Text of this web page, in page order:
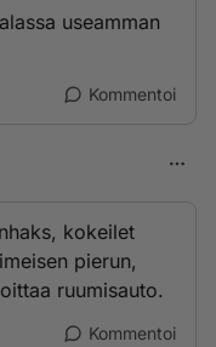
useamman
Kommentoi
kokeilet
pierun,
ruumisauto.
Kommentoi